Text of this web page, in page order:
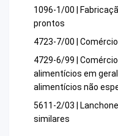
1096-1/00 |
prontos
4723-7/00 |
4729-6/99 |
alimentícios em
alimentícios não
5611-2/03 |
similares